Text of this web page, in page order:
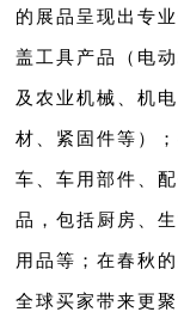
的展品呈现出专
盖工具产品（电
及农业机械、机
材、紧固件等）
车、车用部件、
品，包括厨房、
用品等；在春秋
全球买家带来更